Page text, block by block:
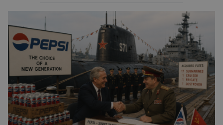
Bradavice, Hagridovu chýši i učebny, ve
kterých si můžete zkusit kouzla na vlastní kůži.
Nechte tedy mudlovské starosti přede dveřmi.
Neplecha byla zahájena. Dopis z Bradavic
možná stále nepřišel, ale […]